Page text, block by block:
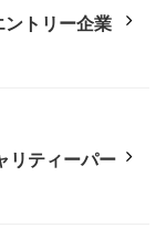
ントリー企業
リティーパー